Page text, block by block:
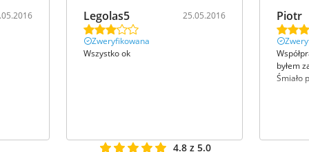
Legolas5 25.05.2016
Zweryfikowana
Wszystko ok
Piotr
byłem
Śmiało
4.8 z 5.0